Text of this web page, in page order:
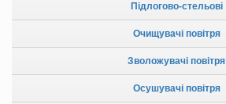
Підлогово-стельові
Очищувачі повітря
Зволожувачі повітря
Осушувачі повітря